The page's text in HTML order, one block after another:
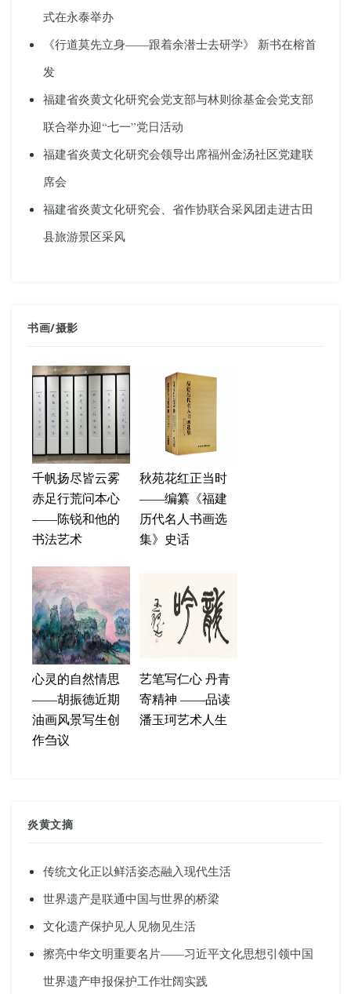
式在永泰举办
《行道莫先立身——跟着余潜士去研学》 新书在榕首
发
福建省炎黄文化研究会党支部与林则徐基金会党支部
联合举办迎“七一”党日活动
福建省炎黄文化研究会领导出席福州金汤社区党建联
席会
福建省炎黄文化研究会、省作协联合采风团走进古田
县旅游景区采风
书画/摄影
千帆扬尽皆云雾
赤足行荒问本心
——陈锐和他的
书法艺术
秋苑花红正当时
——编纂《福建
历代名人书画选
集》史话
心灵的自然情思
——胡振德近期
油画风景写生创
作刍议
艺笔写仁心 丹青
寄精神 ——品读
潘玉珂艺术人生
炎黄文摘
传统文化正以鲜活姿态融入现代生活
世界遗产是联通中国与世界的桥梁
文化遗产保护见人见物见生活
擦亮中华文明重要名片——习近平文化思想引领中国
世界遗产申报保护工作壮阔实践